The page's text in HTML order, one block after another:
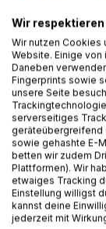
Maja, eine
erdrückt und
die Erhabenheit
Aus ihrem
Als sie wieder
wandelt,
Wir
Wir nutzen Cookies
Website. Einige
Daneben
Fingerprints sowie
unsere Seite
serverseitiges
geräteübergreifend
sowie gehashte E-
betten wir zudem
Plattformen). Wir
etwaiges Tracking
Einstellung willigst
kannst deine
jederzeit mit